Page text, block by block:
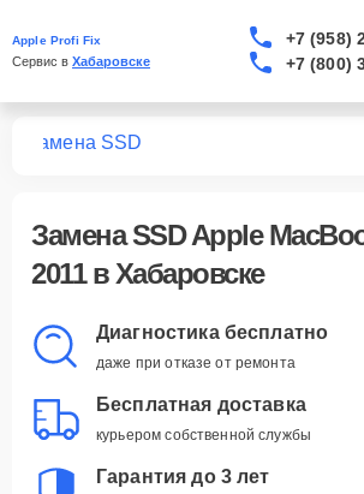
Apple Profi Fix
Сервис в Хабаровске
+7 (958)
+7 (800)
Замена SSD
Замена SSD Apple
2011 в Хабаровске
Диагностика бесплатно
даже при отказе от ремонта
Бесплатная доставка
курьером собственной службы
Гарантия до 3 лет